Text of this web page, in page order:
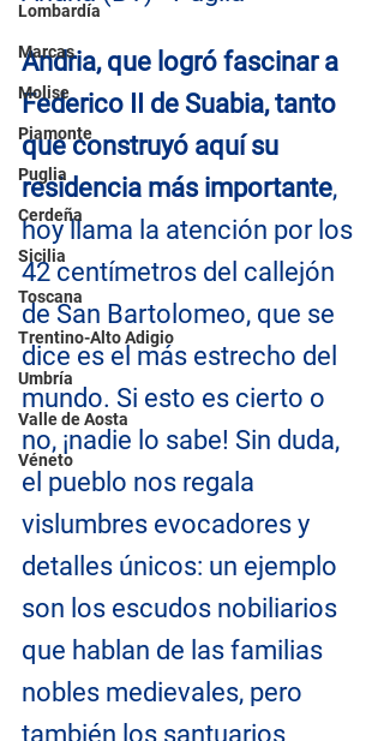
Lombardía
Marcas
Molise
Piamonte
Puglia
Cerdeña
Sicilia
Toscana
Trentino-Alto Adigio
Umbría
Valle de Aosta
Véneto
Andria, que logró fascinar a
Federico II de Suabia, tanto
que construyó aquí su
residencia más importante,
hoy llama la atención por los
42 centímetros del callejón
de San Bartolomeo, que se
dice es el más estrecho del
mundo. Si esto es cierto o
no, ¡nadie lo sabe! Sin duda,
el pueblo nos regala
vislumbres evocadores y
detalles únicos: un ejemplo
son los escudos nobiliarios
que hablan de las familias
nobles medievales, pero
también los santuarios